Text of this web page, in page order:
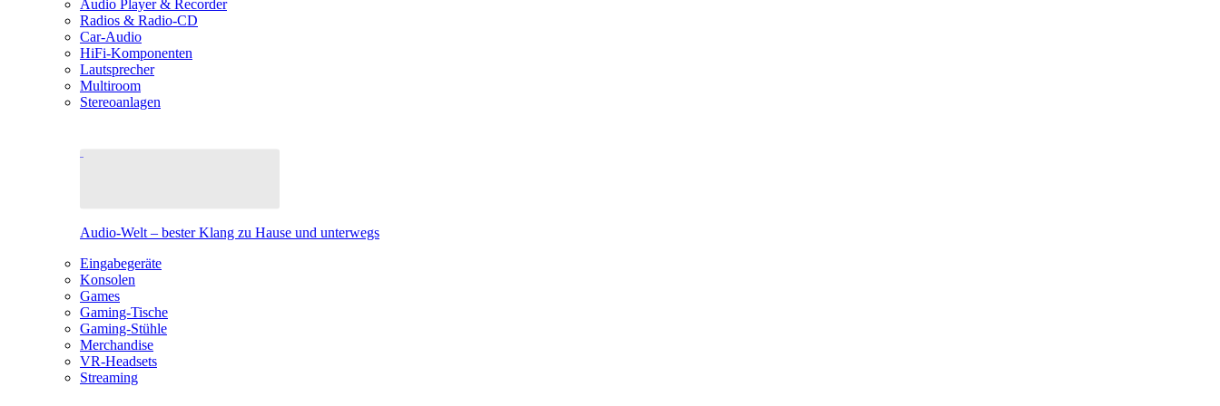
Audio Player & Recorder
Radios & Radio-CD
Car-Audio
HiFi-Komponenten
Lautsprecher
Multiroom
Stereoanlagen
Audio-Welt – bester Klang zu Hause und unterwegs
Eingabegeräte
Konsolen
Games
Gaming-Tische
Gaming-Stühle
Merchandise
VR-Headsets
Streaming